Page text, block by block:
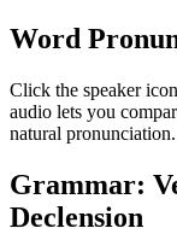
Word
Click the speaker
audio lets you
natural pronunciation.
Grammar:
Declension